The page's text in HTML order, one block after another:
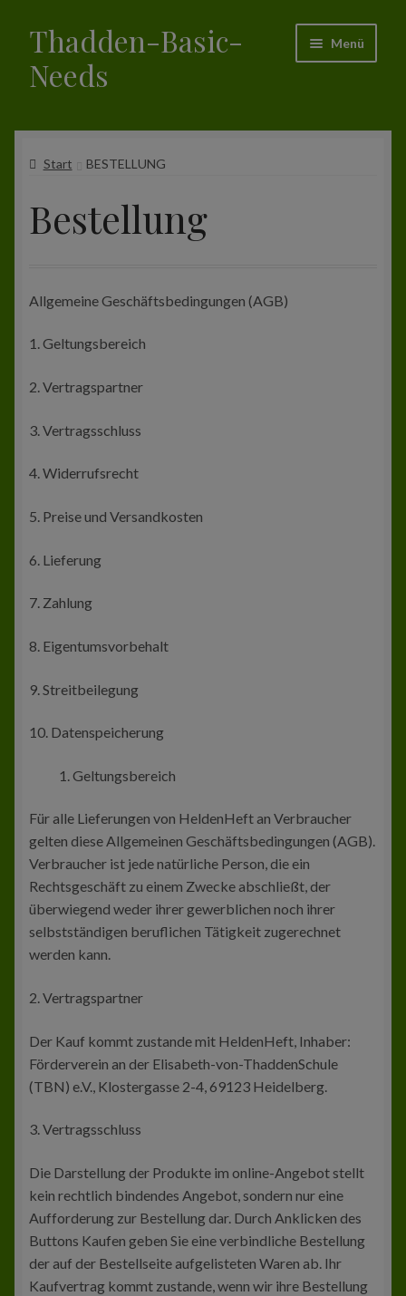
Zur
Navigation
springen
Zum
Inhalt
springen
Thadden-Basic-
Needs
Menü
Das ist Thadden-Basic-Needs (TBN)
Shop
Allgemeine Geschäftsbedingungen
Impressum
Start BESTELLUNG
Bestellung
Allgemeine Geschäftsbedingungen (AGB)
1. Geltungsbereich
2. Vertragspartner
3. Vertragsschluss
4. Widerrufsrecht
5. Preise und Versandkosten
6. Lieferung
7. Zahlung
8. Eigentumsvorbehalt
9. Streitbeilegung
10. Datenspeicherung
Geltungsbereich
Für alle Lieferungen von HeldenHeft an Verbraucher
gelten diese Allgemeinen Geschäftsbedingungen (AGB).
Verbraucher ist jede natürliche Person, die ein
Rechtsgeschäft zu einem Zwecke abschließt, der
überwiegend weder ihrer gewerblichen noch ihrer
selbstständigen beruflichen Tätigkeit zugerechnet
werden kann.
2. Vertragspartner
Der Kauf kommt zustande mit HeldenHeft, Inhaber:
Förderverein an der Elisabeth-von-ThaddenSchule
(TBN) e.V., Klostergasse 2-4, 69123 Heidelberg.
3. Vertragsschluss
Die Darstellung der Produkte im online-Angebot stellt
kein rechtlich bindendes Angebot, sondern nur eine
Aufforderung zur Bestellung dar. Durch Anklicken des
Buttons Kaufen geben Sie eine verbindliche Bestellung
der auf der Bestellseite aufgelisteten Waren ab. Ihr
Kaufvertrag kommt zustande, wenn wir ihre Bestellung